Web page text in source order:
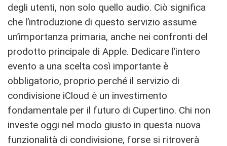
degli utenti, non solo quello audio. Ciò significa
che l’introduzione di questo servizio assume
un’importanza primaria, anche nei confronti del
prodotto principale di Apple. Dedicare l’intero
evento a una scelta così importante è
obbligatorio, proprio perché il servizio di
condivisione iCloud è un investimento
fondamentale per il futuro di Cupertino. Chi non
investe oggi nel modo giusto in questa nuova
funzionalità di condivisione, forse si ritroverà